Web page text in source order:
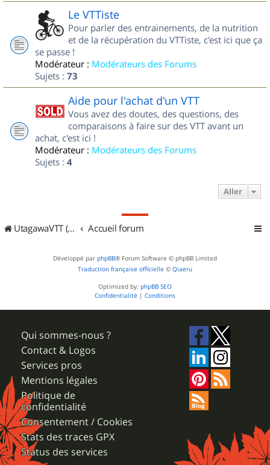
Le VTTiste
Pour parler des entrainements, de la nutrition
et de la récupération du VTTiste, c'est ici que ça
se passe !
Modérateur : Modérateurs des Forums
Sujets : 73
Aide pour l'achat d'un VTT
Vous avez des doutes, des questions, des
comparaisons à faire sur des VTT avant un
achat, c'est ici !
Modérateur : Modérateurs des Forums
Sujets : 4
Aller
UtagawaVTT (Randos VTT et VTTAE avec traces GPS) Accueil forum
Développé par phpBB® Forum Software © phpBB Limited
Traduction française officielle © Qiaeru
Optimized by: phpBB SEO
Confidentialité | Conditions
Qui sommes-nous ?
Contact & Logos
Services pros
Mentions légales
Politique de
confidentialité
Consentement / Cookies
Stats des traces GPX
Status des services